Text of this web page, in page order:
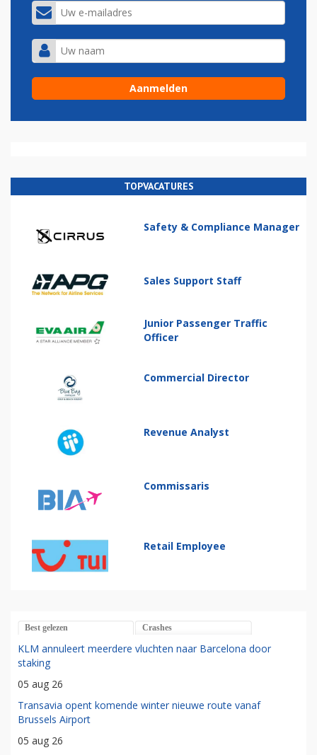
TOPVACATURES
Safety & Compliance Manager
Sales Support Staff
Junior Passenger Traffic
Officer
Commercial Director
Revenue Analyst
Commissaris
Retail Employee
Best gelezen Crashes
KLM annuleert meerdere vluchten naar Barcelona door
staking
05 aug 26
Transavia opent komende winter nieuwe route vanaf
Brussels Airport
05 aug 26